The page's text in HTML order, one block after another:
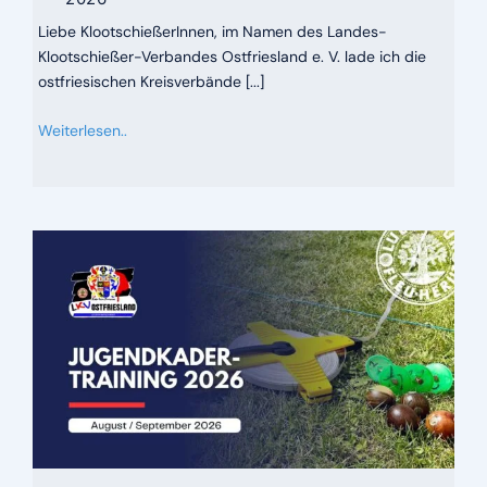
Liebe KlootschießerInnen, im Namen des Landes-
Klootschießer-Verbandes Ostfriesland e. V. lade ich die
ostfriesischen Kreisverbände [...]
Weiterlesen..